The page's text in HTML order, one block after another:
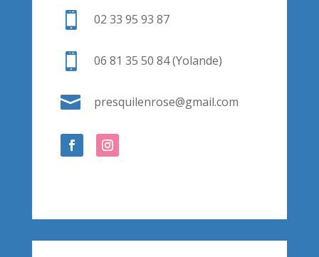
 02 33 95 93 87
 06 81 35 50 84 (Yolande)
 presquilenrose@gmail.com